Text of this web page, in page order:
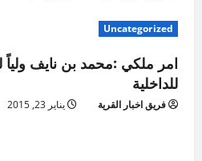
Uncategorized
امر ملكي :محمد بن نايف ولياً
للداخلية
فريق اخبار القرية يناير 23, 2015